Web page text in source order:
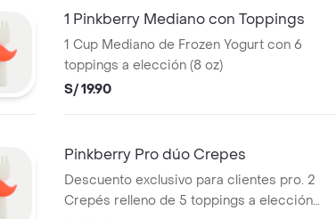
1 Pinkberry Mediano con Toppings
1 Cup Mediano de Frozen Yogurt con 6
toppings a elección (8 oz)
S/ 19.90
Pinkberry Pro dúo Crepes
Descuento exclusivo para clientes pro. 2
Crepés relleno de 5 toppings a elección